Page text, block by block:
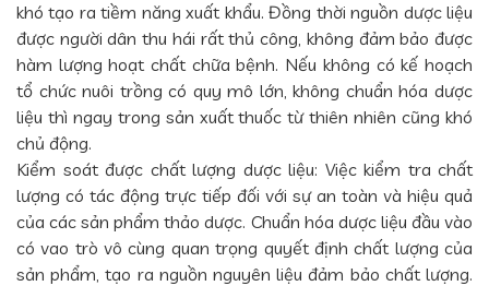
khó tạo ra tiềm năng xuất khẩu. Đồng thời nguồn dược liệu
được người dân thu hái rất thủ công, không đảm bảo được
hàm lượng hoạt chất chữa bệnh. Nếu không có kế hoạch
tổ chức nuôi trồng có quy mô lớn, không chuẩn hóa dược
liệu thì ngay trong sản xuất thuốc từ thiên nhiên cũng khó
chủ động.
Kiểm soát được chất lượng dược liệu: Việc kiểm tra chất
lượng có tác động trực tiếp đối với sự an toàn và hiệu quả
của các sản phẩm thảo dược. Chuẩn hóa dược liệu đầu vào
có vao trò vô cùng quan trọng quyết định chất lượng của
sản phẩm, tạo ra nguồn nguyên liệu đảm bảo chất lượng.